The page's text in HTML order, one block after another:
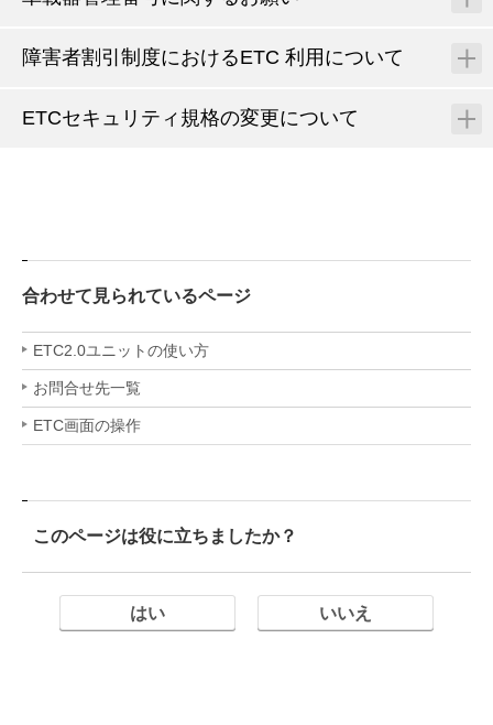
障害者割引制度におけるETC 利用について
ETCセキュリティ規格の変更について
合わせて見られているページ
ETC2.0ユニットの使い方
お問合せ先一覧
ETC画面の操作
このページは役に立ちましたか？
はい いいえ